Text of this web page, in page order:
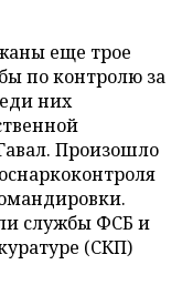
еще трое
по контролю за
них
Произошло
службы ФСБ и
(СКП)